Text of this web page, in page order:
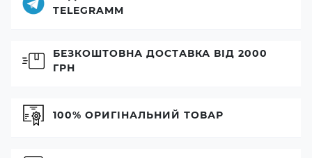
TELEGRAMM
БЕЗКОШТОВНА ДОСТАВКА ВІД 2000
ГРН
100% ОРИГІНАЛЬНИЙ ТОВАР